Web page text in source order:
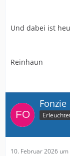
Und dabei ist
Reinhaun
Fonzie
10. Februar 2026